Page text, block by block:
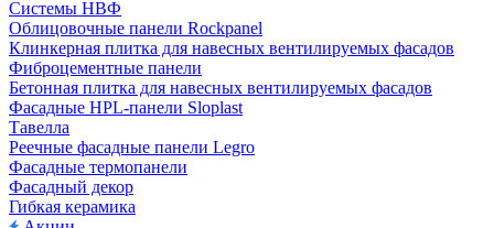
Системы НВФ
Облицовочные панели Rockpanel
Клинкерная плитка для навесных вентилируемых фасадов
Фиброцементные панели
Бетонная плитка для навесных вентилируемых фасадов
Фасадные HPL-панели Sloplast
Тавелла
Реечные фасадные панели Legro
Фасадные термопанели
Фасадный декор
Гибкая керамика